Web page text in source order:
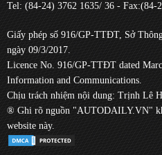
Tel: (84-24) 3762 1635/ 36 - Fax:(84-
Giấy phép số 916/GP-TTĐT, Sở
ngày 09/3/2017.
Licence No. 916/GP-TTĐT dated
Information and Communications.
Chịu trách nhiệm nội dung: Trịnh Lê
® Ghi rõ nguồn "AUTODAILY.VN"
website này.